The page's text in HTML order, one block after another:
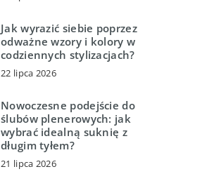
Jak wyrazić siebie poprzez
odważne wzory i kolory w
codziennych stylizacjach?
22 lipca 2026
Nowoczesne podejście do
ślubów plenerowych: jak
wybrać idealną suknię z
długim tyłem?
21 lipca 2026